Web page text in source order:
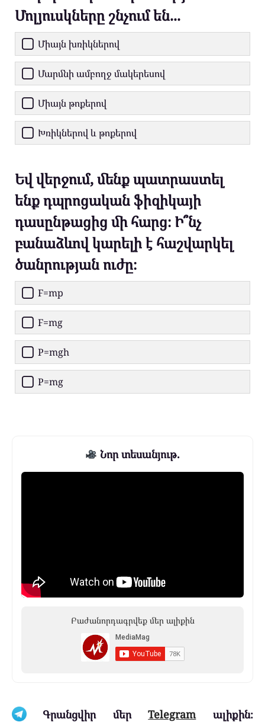
Մոլյուսկները շնչում են...
Միայն խռիկներով
Մարմնի ամբողջ մակերեսով
Միայն թոքերով
Խռիկներով և թոքերով
Եվ վերջում, մենք պատրաստել
ենք դպրոցական ֆիզիկայի
դասընթացից մի հարց։ Ի՞նչ
բանաձևով կարելի է հաշվարկել
ծանրության ուժը։
F=mp
F=mg
P=mgh
P=mg
Նոր տեսանյութ.
Բաժանորդագրվեք մեր ալիքին
Գրանցվիր մերTelegramալիքին։